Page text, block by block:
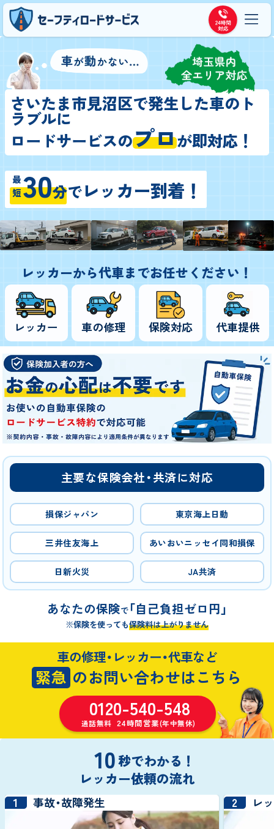
さいたま市見沼区で発生した車のト
ラブルに
ロードサービスのプロが即対応！
最短30分でレッカー到着！
レッカーから代車までお任せください！
レッカー 車の修理 保険対応 代車提供
主要な保険会社・共済に対応
損保ジャパン 東京海上日動
三井住友海上 あいおいニッセイ同和損保
日新火災 JA共済
あなたの保険で「自己負担ゼロ円」
※保険を使っても保険料は上がりません
車の修理・レッカー・代車など
緊急 のお問い合わせはこちら
0120-540-548
通話無料 24時間営業(年中無休)
10秒でわかる！
レッカー依頼の流れ
1 事故・故障発生 2 レ